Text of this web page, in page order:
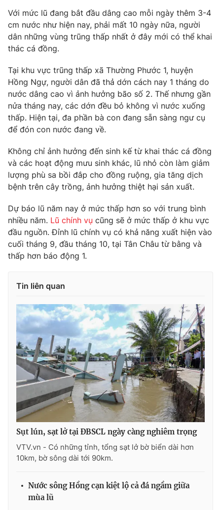
Tư vấn
Chuyên mục khác
Emagazine
Photo Infographic
Video Shorts video
VTV Sức khoẻ Bất động sản
VTV4 Vươn mình bằng AI
VTV9
Liên hệ tòa soạn
THỜI BÁO VTV
Theo dõi báo trên
Cơ quan chủ quản:
Đài Truyền hình Việt Nam
Cơ quan báo chí:Thời báo VTV
cấp ngày 29/12/2023
Tổng Biên tập:
Vũ Thanh Thủy
Nguyễn Trọng Ninh
Tổng đài VTV:
Với mức lũ đang bắt đầu dâng cao mỗi ngày thêm 3-4
cm nước như hiện nay, phải mất 10 ngày nữa, người
dân những vùng trũng thấp nhất ở đây mới có thể khai
thác cá đồng.
Tại khu vực trũng thấp xã Thường Phước 1, huyện
Hồng Ngự, người dân đã thả dớn cách nay 1 tháng do
nước dâng cao vì ảnh hưởng bão số 2. Thế nhưng gần
nửa tháng nay, các dớn đều bỏ không vì nước xuống
thấp. Hiện tại, đa phần bà con đang sẵn sàng ngư cụ
để đón con nước đang về.
Không chỉ ảnh hưởng đến sinh kế từ khai thác cá đồng
và các hoạt động mưu sinh khác, lũ nhỏ còn làm giảm
lượng phù sa bồi đắp cho đồng ruộng, gia tăng dịch
bệnh trên cây trồng, ảnh hưởng thiệt hại sản xuất.
Dự báo lũ năm nay ở mức thấp hơn so với trung bình
nhiều năm. Lũ chính vụ cũng sẽ ở mức thấp ở khu vực
đầu nguồn. Đỉnh lũ chính vụ có khả năng xuất hiện vào
cuối tháng 9, đầu tháng 10, tại Tân Châu từ bằng và
thấp hơn báo động 1.
Tin liên quan
Sụt lún, sạt lở tại ĐBSCL ngày càng nghiêm trọng
VTV.vn - Có những tỉnh, tổng sạt lở bờ biển dài hơn
10km, bờ sông dài tới 90km.
Nước sông Hồng cạn kiệt lộ cả đá ngầm giữa
mùa lũ